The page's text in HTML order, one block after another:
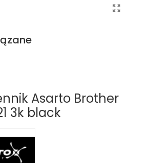
Asarto Brother
3k black